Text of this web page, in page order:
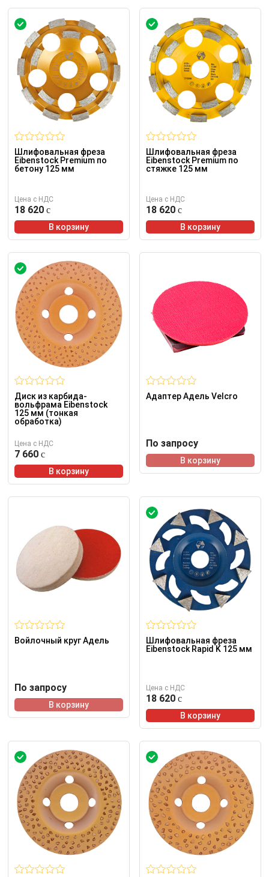
Шлифовальная фреза
Eibenstock Premium по
бетону 125 мм
Цена с НДС
18 620
В корзину
Шлифовальная фреза
Eibenstock Premium по
стяжке 125 мм
Цена с НДС
18 620
В корзину
Диск из карбида-
вольфрама Eibenstock
125 мм (тонкая
обработка)
Цена с НДС
7 660
В корзину
Адаптер Адель Velcro
По запросу
В корзину
Войлочный круг Адель
По запросу
В корзину
Шлифовальная фреза
Eibenstock Rapid K 125 мм
Цена с НДС
18 620
В корзину